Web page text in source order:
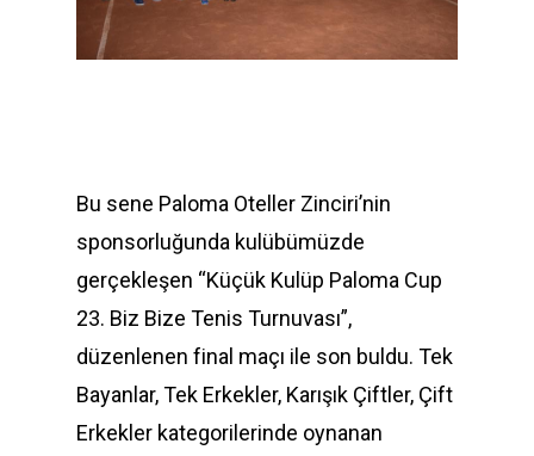
Bu sene Paloma Oteller Zinciri’nin
sponsorluğunda kulübümüzde
gerçekleşen “Küçük Kulüp Paloma Cup
23. Biz Bize Tenis Turnuvası”,
düzenlenen final maçı ile son buldu. Tek
Bayanlar, Tek Erkekler, Karışık Çiftler, Çift
Erkekler kategorilerinde oynanan